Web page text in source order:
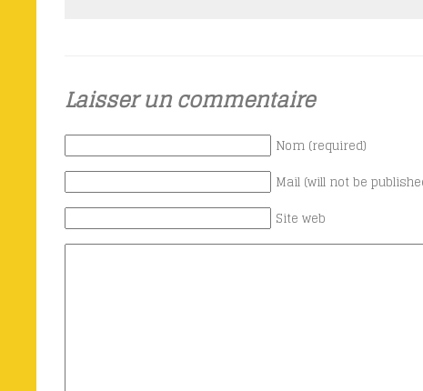
Laisser un commentaire
Nom (required)
Mail (will not be
Site web